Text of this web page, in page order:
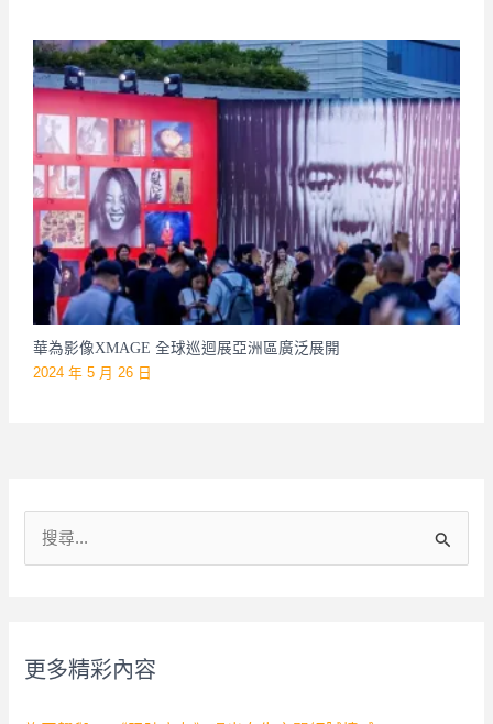
華為影像XMAGE 全球巡迴展亞洲區廣泛展開
2024 年 5 月 26 日
:
更多精彩內容